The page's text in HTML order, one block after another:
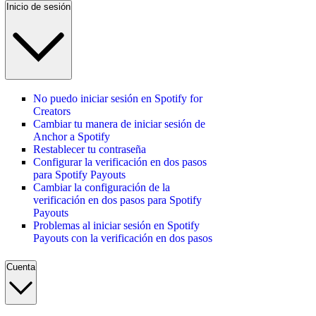
Inicio de sesión
No puedo iniciar sesión en Spotify for
Creators
Cambiar tu manera de iniciar sesión de
Anchor a Spotify
Restablecer tu contraseña
Configurar la verificación en dos pasos
para Spotify Payouts
Cambiar la configuración de la
verificación en dos pasos para Spotify
Payouts
Problemas al iniciar sesión en Spotify
Payouts con la verificación en dos pasos
Cuenta